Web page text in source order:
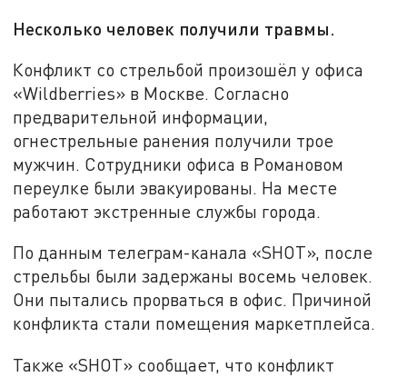
Несколько человек получили травмы.
Конфликт со стрельбой произошёл у офиса
«Wildberries» в Москве. Согласно
предварительной информации,
огнестрельные ранения получили трое
мужчин. Сотрудники офиса в Романовом
переулке были эвакуированы. На месте
работают экстренные службы города.
По данным телеграм-канала «SHOT», после
стрельбы были задержаны восемь человек.
Они пытались прорваться в офис. Причиной
конфликта стали помещения маркетплейса.
Также «SHOT» сообщает, что конфликт